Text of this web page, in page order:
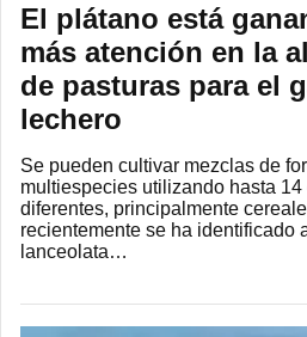
El plátano está
más atención en la
de pasturas para el
lechero
Se pueden cultivar mezclas de
multiespecies utilizando hasta
diferentes, principalmente
recientemente se ha identificado
lanceolata…